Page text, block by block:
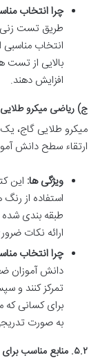
چرا انتخاب
طریق تست زنی،
انتخاب
بالایی از
افزایش دهند.
ج) ریاضی میکرو
میکرو طلایی گاج،
ارتقاء سطح دانش
ویژگی ها: این
استفاده از
طبقه بندی
ارائه نکات
چرا انتخاب
دانش آموزان
تمرکز کنند و
برای کسانی
به صورت
۵.۲. منابع مناسب برای دانش آموزان متوسط و قوی (تست محور)